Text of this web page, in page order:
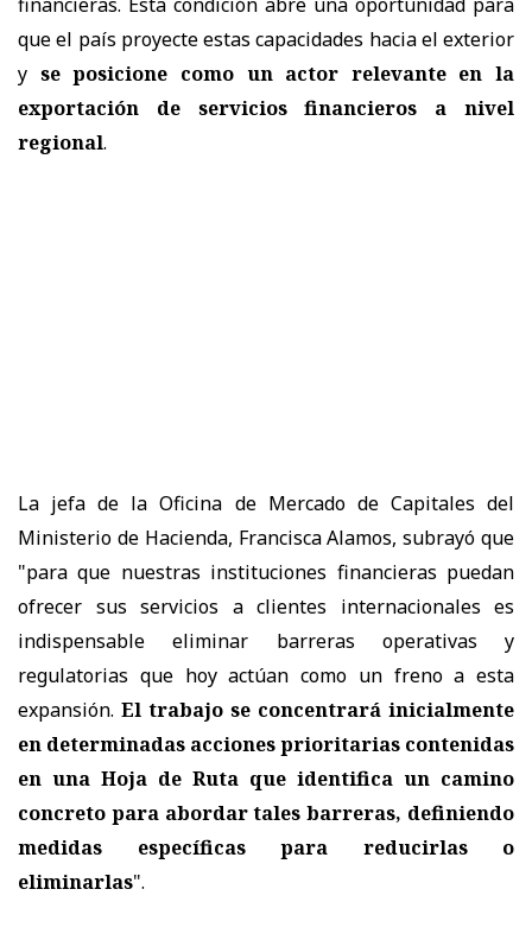
financieras. Esta condición abre una oportunidad para
que el país proyecte estas capacidades hacia el exterior
y se posicione como un actor relevante en la
exportación de servicios financieros a nivel
regional.
La jefa de la Oficina de Mercado de Capitales del
Ministerio de Hacienda, Francisca Alamos, subrayó que
"para que nuestras instituciones financieras puedan
ofrecer sus servicios a clientes internacionales es
indispensable eliminar barreras operativas y
regulatorias que hoy actúan como un freno a esta
expansión. El trabajo se concentrará inicialmente
en determinadas acciones prioritarias contenidas
en una Hoja de Ruta que identifica un camino
concreto para abordar tales barreras, definiendo
medidas específicas para reducirlas o
eliminarlas".